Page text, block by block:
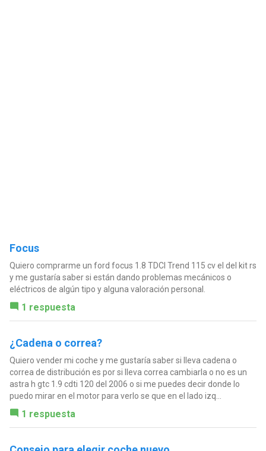
Focus
Quiero comprarme un ford focus 1.8 TDCI Trend 115 cv el del kit rs
y me gustaría saber si están dando problemas mecánicos o
eléctricos de algún tipo y alguna valoración personal.
1 respuesta
¿Cadena o correa?
Quiero vender mi coche y me gustaría saber si lleva cadena o
correa de distribución es por si lleva correa cambiarla o no es un
astra h gtc 1.9 cdti 120 del 2006 o si me puedes decir donde lo
puedo mirar en el motor para verlo se que en el lado izq...
1 respuesta